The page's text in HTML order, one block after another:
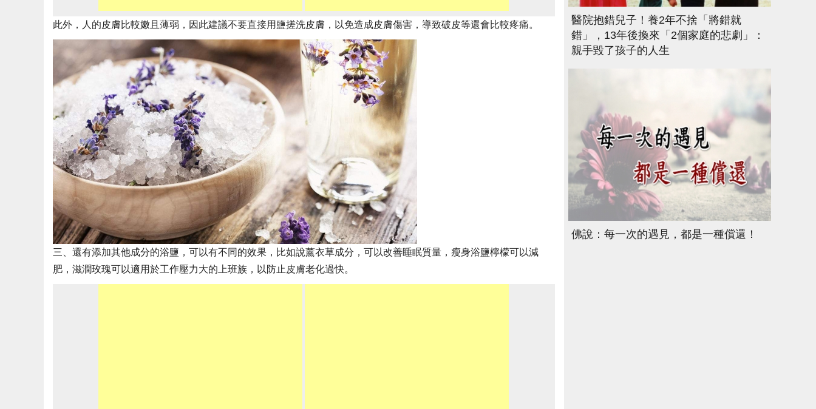
此外，人的皮膚比較嫩且薄弱，因此建議不要直接用鹽搓洗皮膚，以免造成皮膚傷害，導致破皮等還會比較疼痛。
三、還有添加其他成分的浴鹽，可以有不同的效果，比如說薰衣草成分，可以改善睡眠質量，瘦身浴鹽檸檬可以減
肥，滋潤玫瑰可以適用於工作壓力大的上班族，以防止皮膚老化過快。
醫院抱錯兒子！養2年不捨「將錯就
錯」，13年後換來「2個家庭的悲劇」：
親手毀了孩子的人生
佛說：每一次的遇見，都是一種償還！